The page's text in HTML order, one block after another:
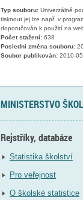
Typ souboru:Univerzálně
tisknout jej lze např. v
doporučován k použití na
Počet stažení:638
Poslední změna souboru:
Soubor publikován:2010-
MINISTERSTVO
Rejstříky, databáze
Statistika školství
Pro veřejnost
O školské statistice